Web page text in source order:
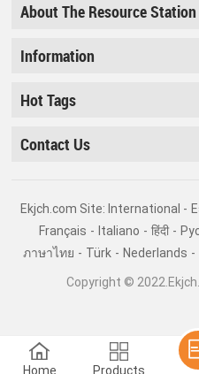
About The Resource Station
Information
Hot Tags
Contact Us
Ekjch.com Site: International -
Français - Italiano - हिंदी -
ภาษาไทย - Türk - Nederlands -
Copyright ©
Home Products